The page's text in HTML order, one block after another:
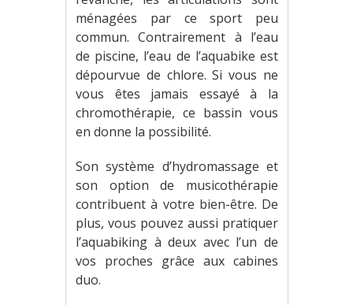
ménagées par ce sport peu
commun. Contrairement à l’eau
de piscine, l’eau de l’aquabike est
dépourvue de chlore. Si vous ne
vous êtes jamais essayé à la
chromothérapie, ce bassin vous
en donne la possibilité.
Son système d’hydromassage et
son option de musicothérapie
contribuent à votre bien-être. De
plus, vous pouvez aussi pratiquer
l’aquabiking à deux avec l’un de
vos proches grâce aux cabines
duo.